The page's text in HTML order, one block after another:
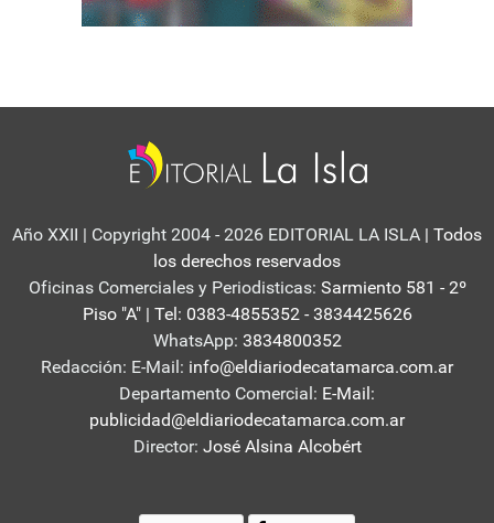
Año XXII | Copyright 2004 - 2026 EDITORIAL LA ISLA | Todos
los derechos reservados
Oficinas Comerciales y Periodisticas: Sarmiento 581 - 2º
Piso "A" | Tel: 0383-4855352 - 3834425626
WhatsApp: 3834800352
Redacción: E-Mail: info@eldiariodecatamarca.com.ar
Departamento Comercial: E-Mail:
publicidad@eldiariodecatamarca.com.ar
Director: José Alsina Alcobért